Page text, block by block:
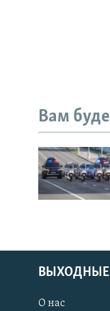
Вам
О нас